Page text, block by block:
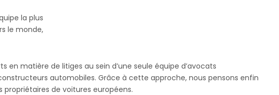
la plus
le monde,
matière de litiges au sein d’une seule équipe d’avocats
automobiles. Grâce à cette approche, nous pensons enfin
de voitures européens.